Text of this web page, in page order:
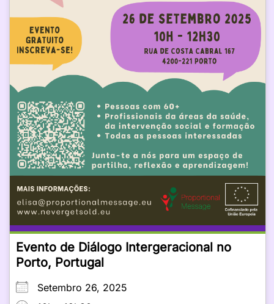
Evento de Diálogo Intergeracional no
Porto, Portugal
Setembro 26, 2025